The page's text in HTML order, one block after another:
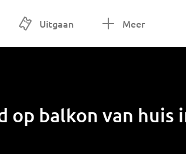
Uitgaan Meer
op balkon van huis